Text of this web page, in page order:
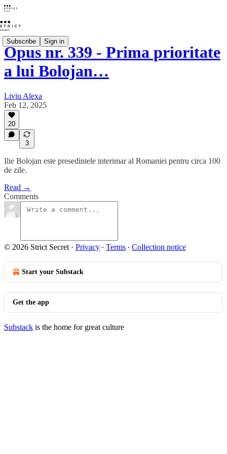
Subscribe Sign in
Opus nr. 339 - Prima prioritate
a lui Bolojan…
Liviu Alexa
Feb 12, 2025
20
3
Ilie Bolojan este presedintele interimar al Romaniei pentru circa 100
de zile.
Read →
Comments
© 2026 Strict Secret · Privacy ∙ Terms ∙ Collection notice
Start your Substack
Get the app
Substack is the home for great culture